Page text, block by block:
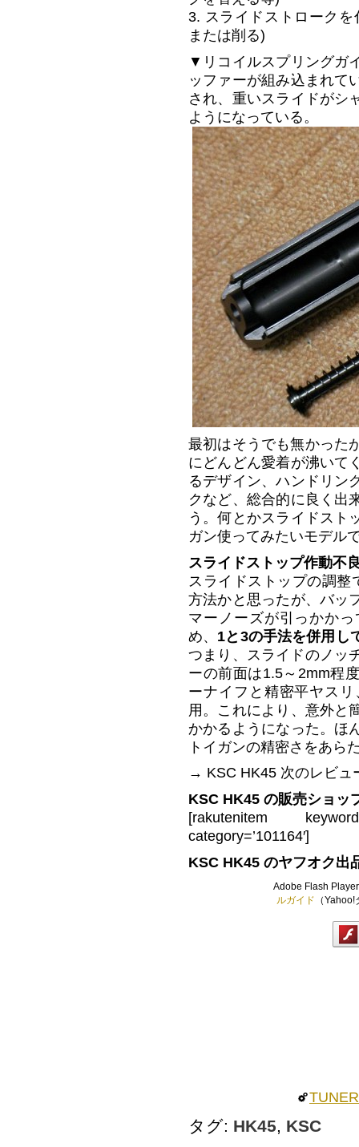
3. スライドストローク
または削る)
▼リコイルスプリングガ
ッファーが組み込まれて
され、重いスライドがシ
ようになっている。
最初はそうでも無かった
にどんどん愛着が沸いて
るデザイン、ハンドリン
クなど、総合的に良く出
う。何とかスライドスト
ガン使ってみたいモデル
スライドストップ作動不
スライドストップの調
方法かと思ったが、バッ
マーノーズが引っかか
め、 1と3の手法を併用し
つまり、スライドのノッ
ーの前面は1.5～2mm程
ーナイフと精密平ヤス
用。これにより、意外と
かかるようになった。ほ
トイガンの精密さをあら
→ KSC HK45 次のレビュ
KSC HK45 の販売ショッ
[rakutenitem
category=’101164′]
KSC HK45 のヤフオク出
Adobe Flash
ルガイド （
タグ: HK45, KSC